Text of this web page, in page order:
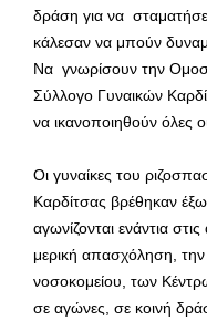
δράση για να
κάλεσαν να μπούν
Να γνωρίσουν την
Σύλλογο Γυναικών
να ικανοποιηθούν όλες
Οι γυναίκες του
Καρδίτσας βρέθηκαν
αγωνίζονται ενάντια
μερική απασχόληση,
νοσοκομείου, των
σε αγώνες, σε κοινή